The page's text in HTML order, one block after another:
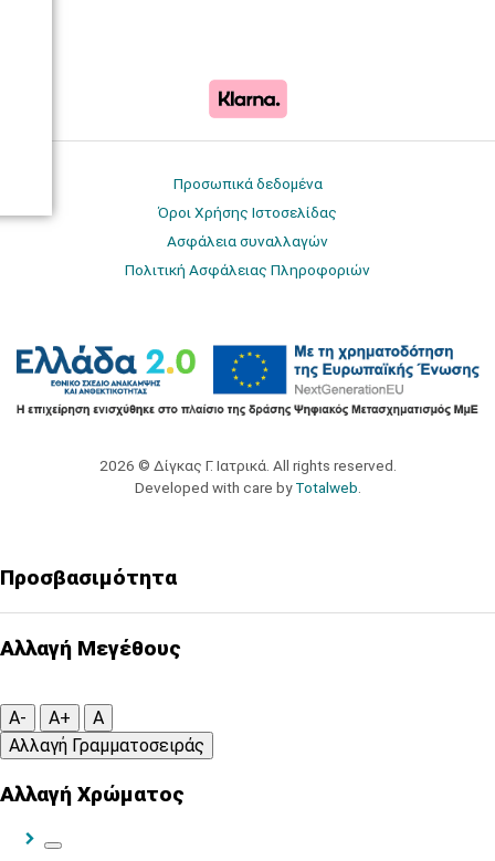
Προσωπικά δεδομένα
Όροι Χρήσης Ιστοσελίδας
Ασφάλεια συναλλαγών
Πολιτική Ασφάλειας Πληροφοριών
2026 © Δίγκας Γ. Ιατρικά. All rights reserved.
Developed with care byTotalweb.
Προσβασιμότητα
Αλλαγή Μεγέθους
A- A+
A
Αλλαγή Γραμματοσειράς
Αλλαγή Χρώματος